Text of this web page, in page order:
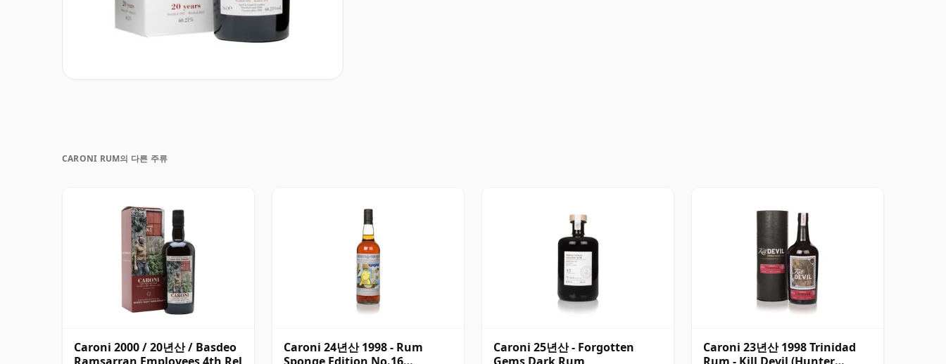
CARONI RUM의 다른 주류
Caroni 2000 / 20년산 / Basdeo
Caroni 24년산 1998 - Rum
Caroni 25년산 - Forgotten
Caroni 23년산 1998 Trinidad